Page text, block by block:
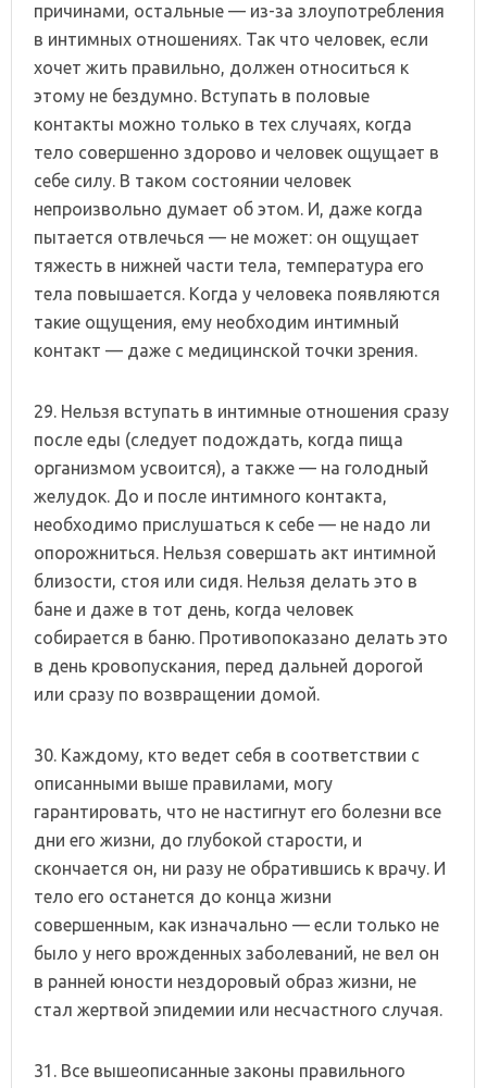
причинами, остальные — из-за злоупотребления
в интимных отношениях. Так что человек, если
хочет жить правильно, должен относиться к
этому не бездумно. Вступать в половые
контакты можно только в тех случаях, когда
тело совершенно здорово и человек ощущает в
себе силу. В таком состоянии человек
непроизвольно думает об этом. И, даже когда
пытается отвлечься — не может: он ощущает
тяжесть в нижней части тела, температура его
тела повышается. Когда у человека появляются
такие ощущения, ему необходим интимный
контакт — даже с медицинской точки зрения.
29. Нельзя вступать в интимные отношения сразу
после еды (следует подождать, когда пища
организмом усвоится), а также — на голодный
желудок. До и после интимного контакта,
необходимо прислушаться к себе — не надо ли
опорожниться. Нельзя совершать акт интимной
близости, стоя или сидя. Нельзя делать это в
бане и даже в тот день, когда человек
собирается в баню. Противопоказано делать это
в день кровопускания, перед дальней дорогой
или сразу по возвращении домой.
30. Каждому, кто ведет себя в соответствии с
описанными выше правилами, могу
гарантировать, что не настигнут его болезни все
дни его жизни, до глубокой старости, и
скончается он, ни разу не обратившись к врачу. И
тело его останется до конца жизни
совершенным, как изначально — если только не
было у него врожденных заболеваний, не вел он
в ранней юности нездоровый образ жизни, не
стал жертвой эпидемии или несчастного случая.
31. Все вышеописанные законы правильного